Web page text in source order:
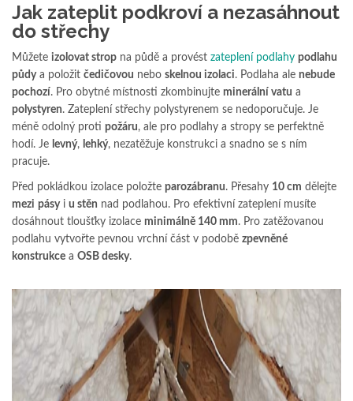
Jak zateplit podkroví a nezasáhnout
do střechy
Můžete izolovat strop na půdě a provést zateplení podlahy podlahu
půdya položit čedičovou nebo skelnou izolaci. Podlaha ale nebude
pochozí. Pro obytné místnosti zkombinujte minerální vatu a
polystyren. Zateplení střechy polystyrenem se nedoporučuje. Je
méně odolný proti požáru, ale pro podlahy a stropy se perfektně
hodí. Je levný, lehký, nezatěžuje konstrukci a snadno se s ním
pracuje.
Před pokládkou izolace položte parozábranu. Přesahy 10 cm dělejte
mezi pásyi u stěn nad podlahou. Pro efektivní zateplení musíte
dosáhnout tloušťky izolace minimálně 140 mm. Pro zatěžovanou
podlahu vytvořte pevnou vrchní část v podobě zpevněné
konstrukce a OSB desky.